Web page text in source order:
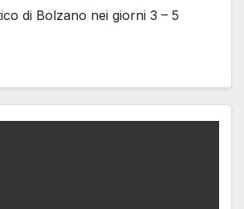
di Bolzano nei giorni 3 – 5